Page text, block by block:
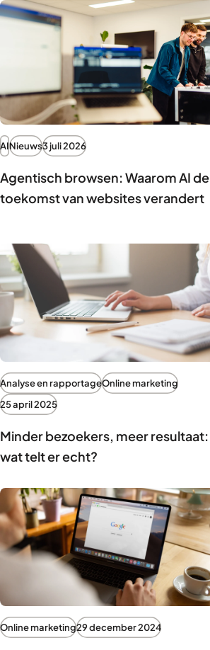
AINieuws3 juli 2026
Agentisch browsen: Waarom AI de
toekomst van websites verandert
Analyse en rapportageOnline marketing
25 april 2025
Minder bezoekers, meer resultaat:
wat telt er echt?
Online marketing29 december 2024